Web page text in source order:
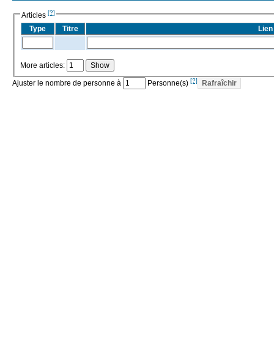
Articles [?]
Type Titre Lien
More articles:
Ajuster le nombre de personne à Personne(s) [?]